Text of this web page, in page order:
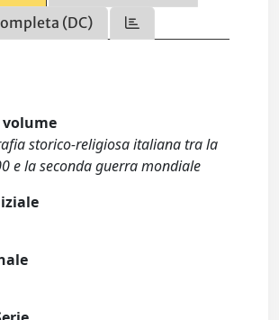
(DC)
storico-religiosa italiana tra la
e la seconda guerra mondiale